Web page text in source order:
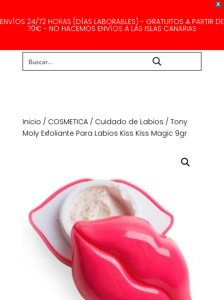
X
ENVÍOS 24/72 HORAS (DÍAS LABORABLES) - GRATUITOS A PARTIR DE
70€ - NO HACEMOS ENVÍOS A LAS ISLAS CANARIAS
Inicio / COSMETICA/ Cuidado de Labios / Tony
Moly Exfoliante Para Labios Kiss Kiss Magic 9gr